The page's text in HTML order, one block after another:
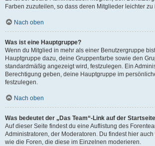
Farben zuzuteilen, so dass deren Mitglieder leichter
Nach oben
Was ist eine Hauptgruppe?
Wenn du Mitglied in mehr als einer Benutzergruppe
Hauptgruppe dazu, deine Gruppenfarbe sowie den
standardmäßig angezeigt wird, festzulegen. Ein
Berechtigung geben, deine Hauptgruppe im
festzulegen.
Nach oben
Was bedeutet der „Das Team“-Link auf der
Auf dieser Seite findest du eine Auflistung des
Administratoren, der Moderatoren. Du findest hier
wie die Foren, die diese im Einzelnen moderieren.